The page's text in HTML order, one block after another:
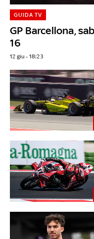
GP Barcellona,
16
GUIDA TV
12 giu - 18:23